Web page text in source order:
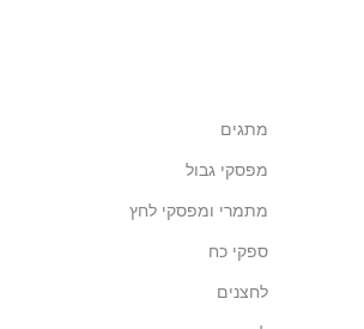
מתגים
מפסקי גבול
מתמרי ומפסקי לחץ
ספקי כח
לחצנים